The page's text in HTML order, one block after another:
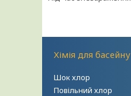
Хімія для басейну
Шок хлор
Повільний хлор